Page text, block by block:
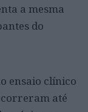
a mesma
do
ensaio clínico
até